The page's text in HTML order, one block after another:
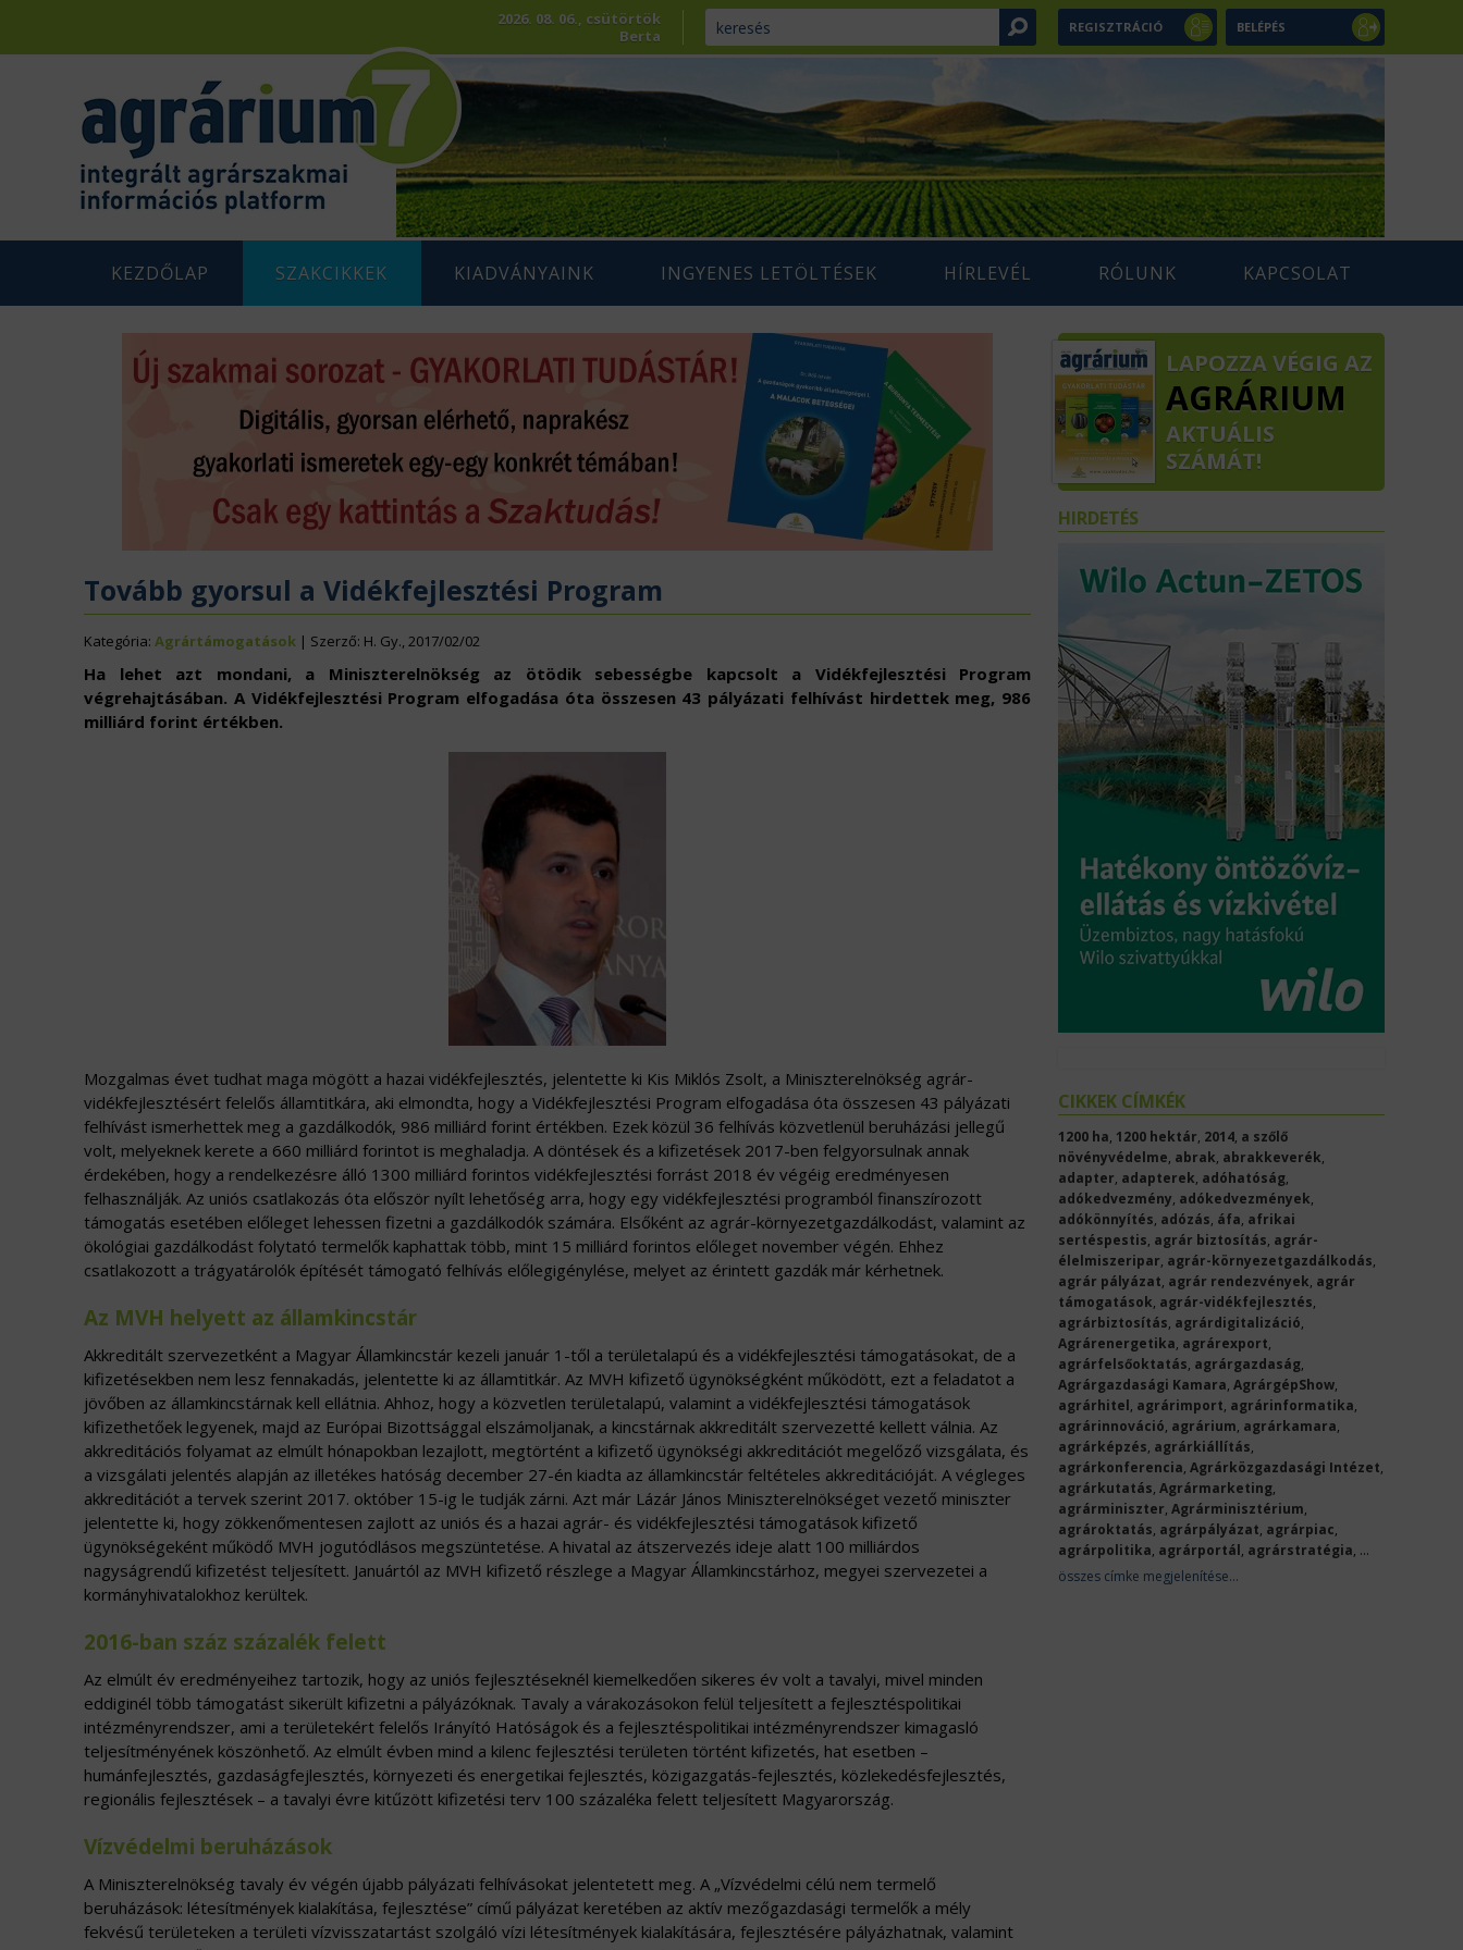
REGISZTRÁCIÓ BELÉPÉS
2026. 08. 06., csütörtök
Berta
KEZDŐLAP SZAKCIKKEK
AGRÁRENERGETIKA
FENNTARTHATÓ
AGRÁRGAZDASÁG
GÉPESÍTÉS
AGRÁRTÁMOGATÁSOK KAMARA
ÁLLATTENYÉSZTÉS NÖVÉNYTERMESZTÉS
ÉLELMISZERIPAR NÖVÉNYVÉDELEM
EURÓPAI UNIÓ VIDÉKFEJLESZTÉS
KIADVÁNYAINK
AGRÁRIUM SZAKLAP
AGRÁR SZAKKÖNYVEK
INGYENES LETÖLTÉSEK
AGRÁRIUM MAGAZIN ARCHÍVUM
SZAKMAI TANULMÁNYOK
HÍRLEVÉL RÓLUNK KAPCSOLAT
Tovább gyorsul a Vidékfejlesztési Program
Kategória: Agrártámogatások | Szerző: H. Gy., 2017/02/02
Ha lehet azt mondani, a Miniszterelnökség az ötödik sebességbe kapcsolt a Vidékfejlesztési Program
végrehajtásában. A Vidékfejlesztési Program elfogadása óta összesen 43 pályázati felhívást hirdettek meg, 986
milliárd forint értékben.
Mozgalmas évet tudhat maga mögött a hazai vidékfejlesztés, jelentette ki Kis Miklós Zsolt, a Miniszterelnökség agrár-
vidékfejlesztésért felelős államtitkára, aki elmondta, hogy a Vidékfejlesztési Program elfogadása óta összesen 43 pályázati
felhívást ismerhettek meg a gazdálkodók, 986 milliárd forint értékben. Ezek közül 36 felhívás közvetlenül beruházási jellegű
volt, melyeknek kerete a 660 milliárd forintot is meghaladja. A döntések és a kifizetések 2017-ben felgyorsulnak annak
érdekében, hogy a rendelkezésre álló 1300 milliárd forintos vidékfejlesztési forrást 2018 év végéig eredményesen
felhasználják. Az uniós csatlakozás óta először nyílt lehetőség arra, hogy egy vidékfejlesztési programból finanszírozott
támogatás esetében előleget lehessen fizetni a gazdálkodók számára. Elsőként az agrár-környezetgazdálkodást, valamint az
ökológiai gazdálkodást folytató termelők kaphattak több, mint 15 milliárd forintos előleget november végén. Ehhez
csatlakozott a trágyatárolók építését támogató felhívás előlegigénylése, melyet az érintett gazdák már kérhetnek.
Az MVH helyett az államkincstár
Akkreditált szervezetként a Magyar Államkincstár kezeli január 1-től a területalapú és a vidékfejlesztési támogatásokat, de a
kifizetésekben nem lesz fennakadás, jelentette ki az államtitkár. Az MVH kifizető ügynökségként működött, ezt a feladatot a
jövőben az államkincstárnak kell ellátnia. Ahhoz, hogy a közvetlen területalapú, valamint a vidékfejlesztési támogatások
kifizethetőek legyenek, majd az Európai Bizottsággal elszámoljanak, a kincstárnak akkreditált szervezetté kellett válnia. Az
akkreditációs folyamat az elmúlt hónapokban lezajlott, megtörtént a kifizető ügynökségi akkreditációt megelőző vizsgálata, és
a vizsgálati jelentés alapján az illetékes hatóság december 27-én kiadta az államkincstár feltételes akkreditációját. A végleges
akkreditációt a tervek szerint 2017. október 15-ig le tudják zárni. Azt már Lázár János Miniszterelnökséget vezető miniszter
jelentette ki, hogy zökkenőmentesen zajlott az uniós és a hazai agrár- és vidékfejlesztési támogatások kifizető
ügynökségeként működő MVH jogutódlásos megszüntetése. A hivatal az átszervezés ideje alatt 100 milliárdos
nagyságrendű kifizetést teljesített. Januártól az MVH kifizető részlege a Magyar Államkincstárhoz, megyei szervezetei a
kormányhivatalokhoz kerültek.
2016-ban száz százalék felett
Az elmúlt év eredményeihez tartozik, hogy az uniós fejlesztéseknél kiemelkedően sikeres év volt a tavalyi, mivel minden
eddiginél több támogatást sikerült kifizetni a pályázóknak. Tavaly a várakozásokon felül teljesített a fejlesztéspolitikai
intézményrendszer, ami a területekért felelős Irányító Hatóságok és a fejlesztéspolitikai intézményrendszer kimagasló
teljesítményének köszönhető. Az elmúlt évben mind a kilenc fejlesztési területen történt kifizetés, hat esetben –
humánfejlesztés, gazdaságfejlesztés, környezeti és energetikai fejlesztés, közigazgatás-fejlesztés, közlekedésfejlesztés,
regionális fejlesztések – a tavalyi évre kitűzött kifizetési terv 100 százaléka felett teljesített Magyarország.
Vízvédelmi beruházások
A Miniszterelnökség tavaly év végén újabb pályázati felhívásokat jelentetett meg. A „Vízvédelmi célú nem termelő
beruházások: létesítmények kialakítása, fejlesztése” című pályázat keretében az aktív mezőgazdasági termelők a mély
fekvésű területeken a területi vízvisszatartást szolgáló vízi létesítmények kialakítására, fejlesztésére pályázhatnak, valamint
LAPOZZA VÉGIG AZ
AGRÁRIUM
AKTUÁLIS
SZÁMÁT!
HIRDETÉS
CIKKEK CÍMKÉK
1200 ha, 1200 hektár, 2014, a szőlő
növényvédelme, abrak, abrakkeverék,
adapter, adapterek, adóhatóság,
adókedvezmény, adókedvezmények,
adókönnyítés, adózás, áfa, afrikai
sertéspestis, agrár biztosítás, agrár-
élelmiszeripar, agrár-környezetgazdálkodás,
agrár pályázat, agrár rendezvények, agrár
támogatások, agrár-vidékfejlesztés,
agrárbiztosítás, agrárdigitalizáció,
Agrárenergetika, agrárexport,
agrárfelsőoktatás, agrárgazdaság,
Agrárgazdasági Kamara, AgrárgépShow,
agrárhitel, agrárimport, agrárinformatika,
agrárinnováció, agrárium, agrárkamara,
agrárképzés, agrárkiállítás,
agrárkonferencia, Agrárközgazdasági Intézet,
agrárkutatás, Agrármarketing,
agrárminiszter, Agrárminisztérium,
agrároktatás, agrárpályázat, agrárpiac,
agrárpolitika, agrárportál, agrárstratégia, ...
összes címke megjelenítése...